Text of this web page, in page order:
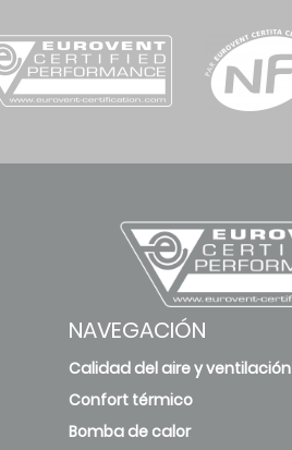
OENOVIAPAC-
C FIRST
8MR/EM
deleted
67
OENOVIAPAC-
C FIRST
8MR/H
(7746891)
NAVEGACIÓN
Calidad del aire y ventilación
Confort térmico
Bomba de calor